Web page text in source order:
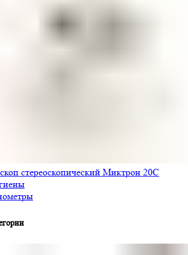
стереоскопический Миктрон 20С